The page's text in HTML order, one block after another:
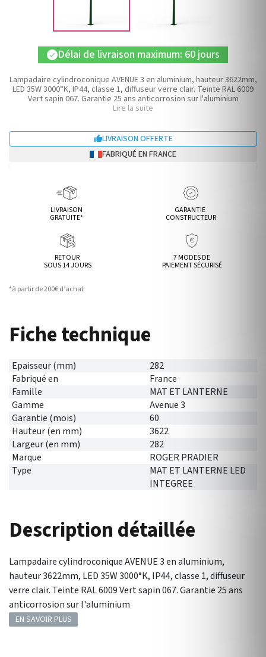
check Délai de livraison maximum: 60 jours
Lampadaire cylindroconique AVENUE 3 en aluminium, hauteur 3622mm,
LED 35W 3000°K, IP44, classe 1, diffuseur verre clair. Teinte RAL 6009
Vert sapin 067. Garantie 25 ans anticorrosion sur l'aluminium
Lire la suite
LIVRAISON OFFERTE
FABRIQUÉ EN FRANCE
LIVRAISON
GRATUITE*
GARANTIE
CONSTRUCTEUR
RETOUR
SOUS 14 JOURS
7 MODES DE
PAIEMENT SÉCURISÉ
*à partir de 200€ d’achat
Fiche technique
Epaisseur (mm)
282
Fabriqué en
France
Famille
MAT ET LANTERNE
Gamme
Avenue 3
Garantie (mois)
60
Hauteur (en mm)
3622
Largeur (en mm)
282
Marque
ROGER PRADIER
Type
MAT ET LANTERNE LED
INTEGREE
Description détaillée
Lampadaire cylindroconique AVENUE 3 en aluminium,
hauteur 3622mm, LED 35W 3000°K, IP44, classe 1, diffuseur
verre clair. Teinte RAL 6009 Vert sapin 067. Garantie 25 ans
anticorrosion sur l'aluminium
EN SAVOIR PLUS